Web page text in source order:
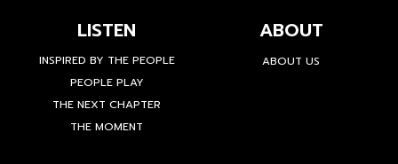
LISTEN
INSPIRED BY THE PEOPLE
PEOPLE PLAY
THE NEXT CHAPTER
THE MOMENT
ABOUT
ABOUT US